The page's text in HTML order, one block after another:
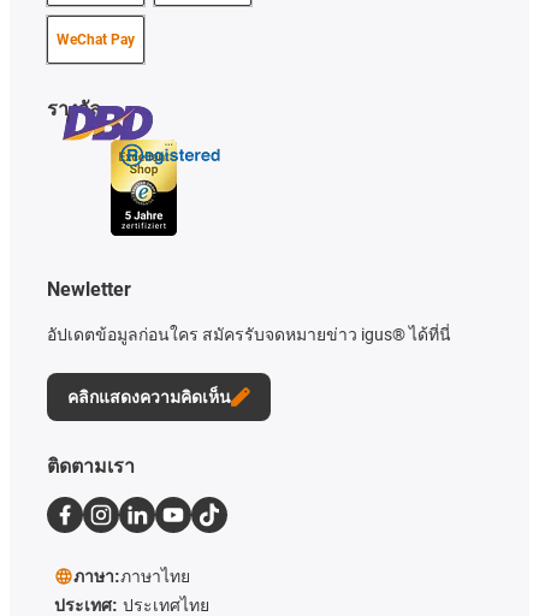
WeChat Pay
รางวัล
Newletter
อัปเดตข้อมูลก่อนใคร สมัครรับจดหมายข่าว igus® ได้ที่นี่
คลิกแสดงความคิดเห็น
ติดตามเรา
ภาษา:ภาษาไทย
ประเทศ: ประเทศไทย